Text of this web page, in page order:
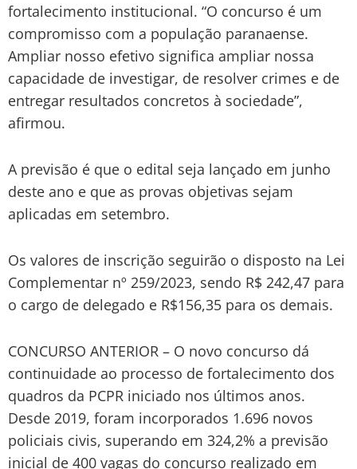
fortalecimento institucional. “O concurso é um
compromisso com a população paranaense.
Ampliar nosso efetivo significa ampliar nossa
capacidade de investigar, de resolver crimes e de
entregar resultados concretos à sociedade”,
afirmou.
A previsão é que o edital seja lançado em junho
deste ano e que as provas objetivas sejam
aplicadas em setembro.
Os valores de inscrição seguirão o disposto na Lei
Complementar nº 259/2023, sendo R$ 242,47 para
o cargo de delegado e R$156,35 para os demais.
CONCURSO ANTERIOR – O novo concurso dá
continuidade ao processo de fortalecimento dos
quadros da PCPR iniciado nos últimos anos.
Desde 2019, foram incorporados 1.696 novos
policiais civis, superando em 324,2% a previsão
inicial de 400 vagas do concurso realizado em